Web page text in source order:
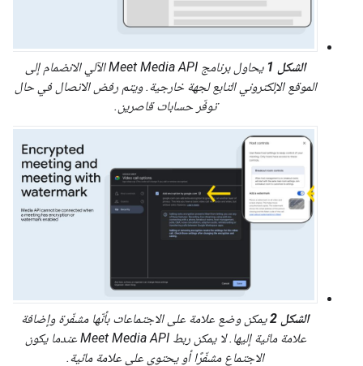
الشكل 1
يحاول برنامج Meet Media API الآلي الانضمام إلى
الموقع الإلكتروني التابع لجهة خارجية. ويتم رفض الاتصال في حال
توفّر حسابات قاصرين.
الشكل 2
يمكن وضع علامة على الاجتماعات بأنّها مشفّرة وإضافة
علامة مائية إليها. لا يمكن ربط Meet Media API عندما يكون
الاجتماع مشفّرًا أو يحتوي على علامة مائية.